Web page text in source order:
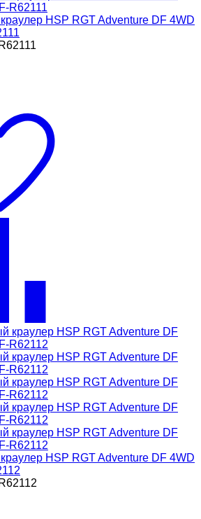
HSP RGT Adventure DF 4WD
HSP RGT Adventure DF 4WD